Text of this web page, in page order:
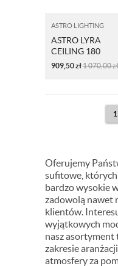
ASTRO LIGHTING
ASTRO LYRA
CEILING 180
1472004
909,50zł1 070,00zł
1
Oferujemy
sufitowe,
bardzo wysokie
zadowolą nawet
klientów.
wyjątkowych
nasz asortyment
zakresie
atmosfery za